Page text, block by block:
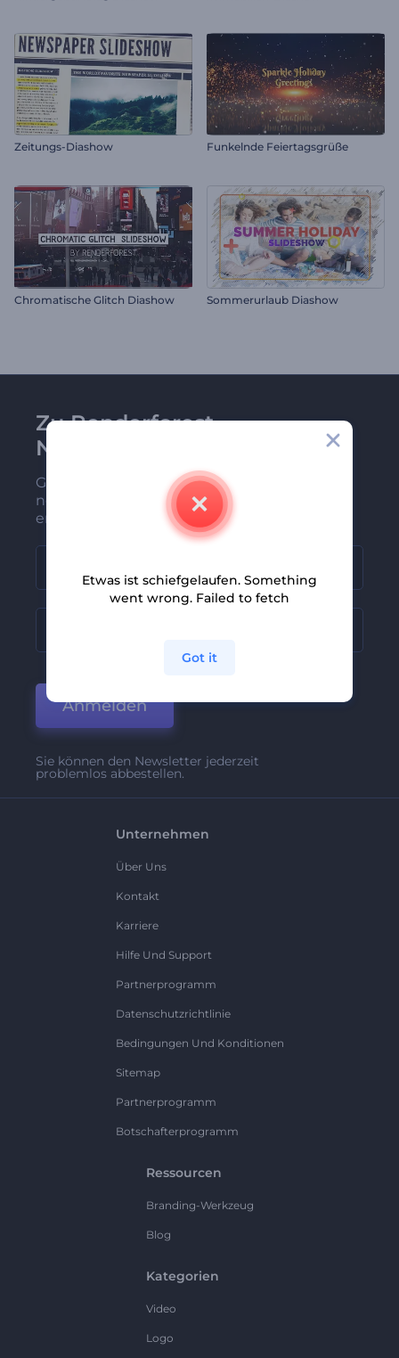
Zeitungs-Diashow Funkelnde Feiertagsgrüße
Chromatische Glitch Diashow Sommerurlaub Diashow
Zu Renderforest-
Newsletter anmelden
Gehören Sie zu den Ersten, die unsere
neuesten Nachrichten und Angebote
erhalten
Anmelden
Sie können den Newsletter jederzeit
problemlos abbestellen.
Unternehmen
Über Uns
Kontakt
Karriere
Hilfe Und Support
Partnerprogramm
Datenschutzrichtlinie
Bedingungen Und Konditionen
Sitemap
Partnerprogramm
Botschafterprogramm
Ressourcen
Branding-Werkzeug
Blog
Kategorien
Video
Logo
Etwas ist schiefgelaufen. Something
went wrong. Failed to fetch
Got it